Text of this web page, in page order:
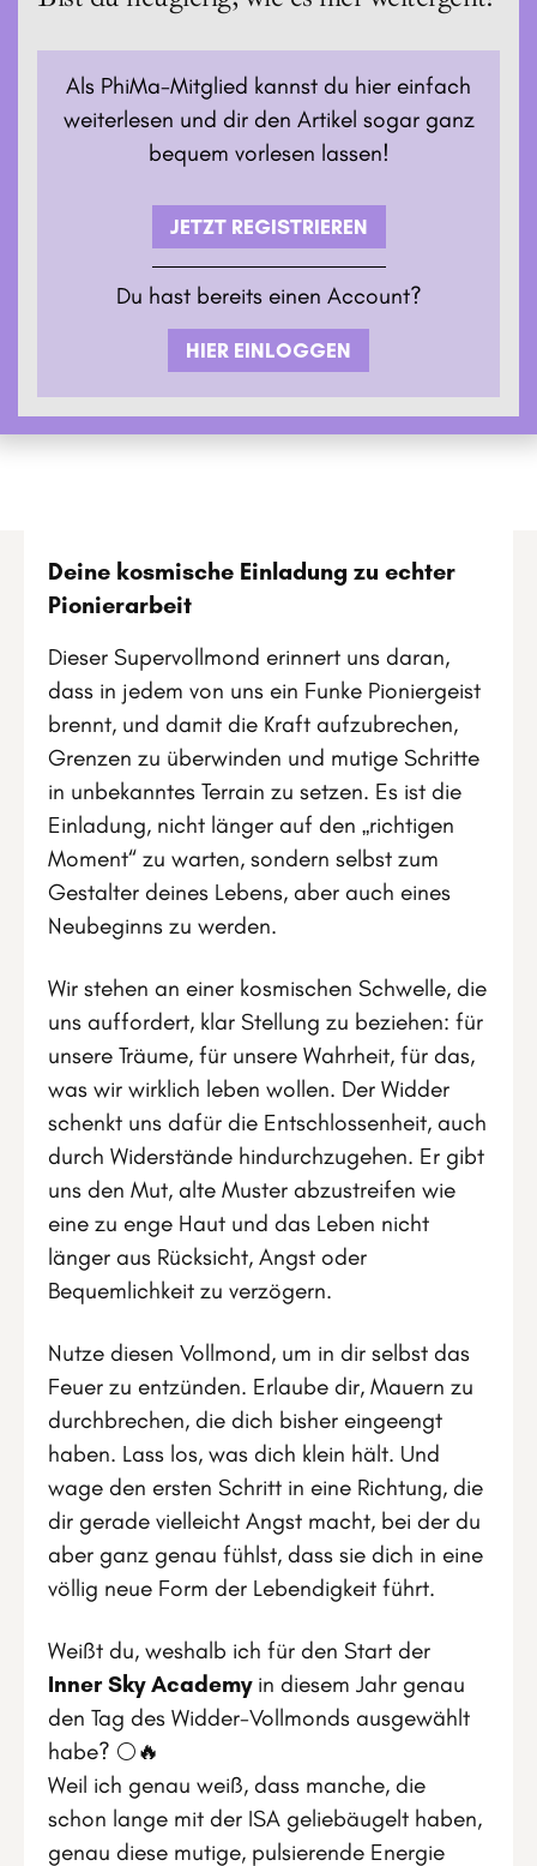
Als PhiMa-Mitglied kannst du hier einfach
weiterlesen und dir den Artikel sogar ganz
bequem vorlesen lassen!
JETZT REGISTRIEREN
Du hast bereits einen Account?
HIER EINLOGGEN
Deine kosmische Einladung zu echter
Pionierarbeit
Dieser Supervollmond erinnert uns daran,
dass in jedem von uns ein Funke Pioniergeist
brennt, und damit die Kraft aufzubrechen,
Grenzen zu überwinden und mutige Schritte
in unbekanntes Terrain zu setzen. Es ist die
Einladung, nicht länger auf den „richtigen
Moment“ zu warten, sondern selbst zum
Gestalter deines Lebens, aber auch eines
Neubeginns zu werden.
Wir stehen an einer kosmischen Schwelle, die
uns auffordert, klar Stellung zu beziehen: für
unsere Träume, für unsere Wahrheit, für das,
was wir wirklich leben wollen. Der Widder
schenkt uns dafür die Entschlossenheit, auch
durch Widerstände hindurchzugehen. Er gibt
uns den Mut, alte Muster abzustreifen wie
eine zu enge Haut und das Leben nicht
länger aus Rücksicht, Angst oder
Bequemlichkeit zu verzögern.
Nutze diesen Vollmond, um in dir selbst das
Feuer zu entzünden. Erlaube dir, Mauern zu
durchbrechen, die dich bisher eingeengt
haben. Lass los, was dich klein hält. Und
wage den ersten Schritt in eine Richtung, die
dir gerade vielleicht Angst macht, bei der du
aber ganz genau fühlst, dass sie dich in eine
völlig neue Form der Lebendigkeit führt.
Weißt du, weshalb ich für den Start der
Inner Sky Academyin diesem Jahr genau
den Tag des Widder-Vollmonds ausgewählt
habe? 🌕🔥
Weil ich genau weiß, dass manche, die
schon lange mit der ISA geliebäugelt haben,
genau diese mutige, pulsierende Energie